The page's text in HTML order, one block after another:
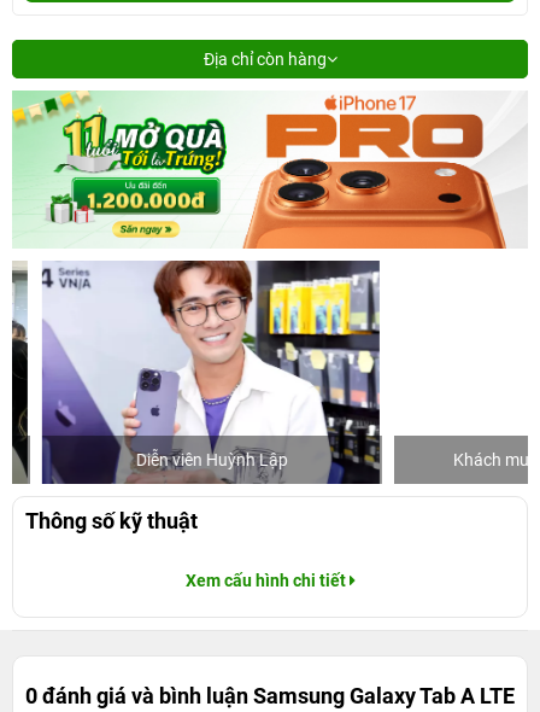
Địa chỉ còn hàng
Diễn viên Huỳnh Lập Khách mua
Thông số kỹ thuật
Xem cấu hình chi tiết
0 đánh giá và bình luậnSamsung Galaxy Tab A LTE